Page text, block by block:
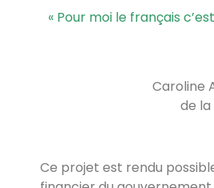
« Pour moi le français
Caroline
de
Ce projet est rendu